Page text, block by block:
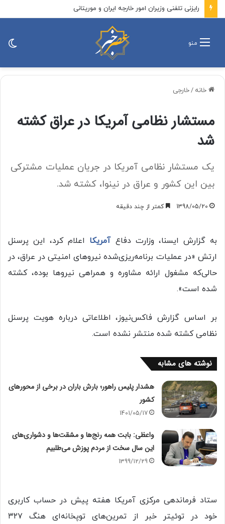
رایزنی تلفنی وزیران امور خارجه ایران و موریتانی
منو
خانه /خارجی
مستشار نظامی آمریکا در عراق کشته
شد
یک مستشار نظامی آمریکا در جریان عملیات مشترکی
بین این کشور و عراق در نینوا، کشته شد.
1398/05/20 کمتر از چند دقیقه
به گزارش ایسنا، وزارت دفاعآمریکا اعلام کرد، این پرسنل
ارتش «در عملیات برنامه‌ریزی‌شده نیروهای امنیتی در عراق، در
حالی‌که مشغول ارائه مشاوره و همراهی نیروها بوده، کشته
شده‌ است».
بر اساس گزارش فاکس‌نیوز، اطلاعاتی درباره هویت پرسنل
نظامی کشته‌ شده منتشر نشده‌ است.
نوشته های مشابه
هشدار پلیس راهور؛ بارش باران در برخی از محورهای
کشور
1401/05/17
واعظی: بابت همه رنج‌ها و مشقت‌ها و دشواری‌های
این سال سخت از مردم پوزش می‌طلبیم
1399/12/29
ستاد فرماندهی مرکزی آمریکا هفته پیش در حساب کاربری
خود در توئیتر خبر از تمرین‌های توپخانه‌ای هنگ ۳۲۷